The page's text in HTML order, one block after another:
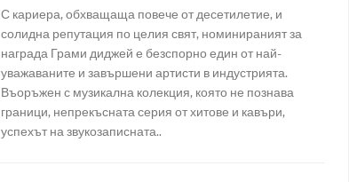
С кариера, обхващаща повече от десетилетие, и
солидна репутация по целия свят, номинираният за
награда Грами диджей е безспорно един от най-
уважаваните и завършени артисти в индустрията.
Въоръжен с музикална колекция, която не познава
граници, непрекъсната серия от хитове и кавъри,
успехът на звукозаписната..